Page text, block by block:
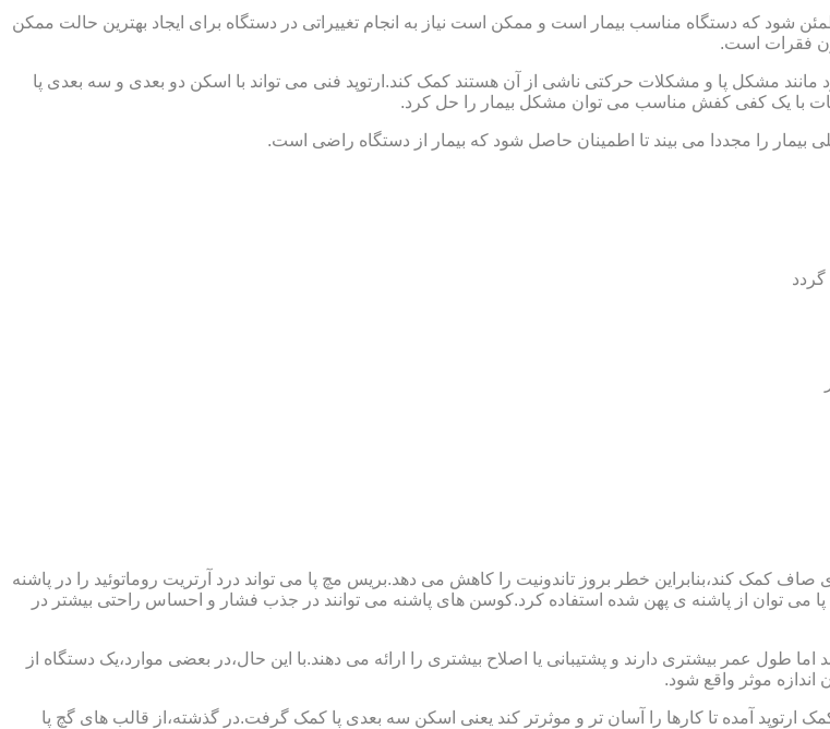
شود که دستگاه مناسب بیمار است و ممکن است نیاز به انجام تغییراتی در دستگاه برای ایجاد بهترین حالت ممکن
فقرات است.
مانند مشکل پا و مشکلات حرکتی ناشی از آن هستند کمک کند.ارتوپد فنی می تواند با اسکن دو بعدی و سه بعدی پا
با یک کفی کفش مناسب می توان مشکل بیمار را حل کرد.
بیمار را مجددا می بیند تا اطمینان حاصل شود که بیمار از دستگاه راضی است.
کمک کند،بنابراین خطر بروز تاندونیت را کاهش می دهد.بریس مچ پا می تواند درد آرتریت روماتوئید را در پاشنه
می توان از پاشنه ی پهن شده استفاده کرد.کوسن های پاشنه می توانند در جذب فشار و احساس راحتی بیشتر در
طول عمر بیشتری دارند و پشتیبانی یا اصلاح بیشتری را ارائه می دهند.با این حال،در بعضی موارد،یک دستگاه از
موثر واقع شود.
آمده تا کارها را آسان تر و موثرتر کند یعنی اسکن سه بعدی پا کمک گرفت.در گذشته،از قالب های گچ پا